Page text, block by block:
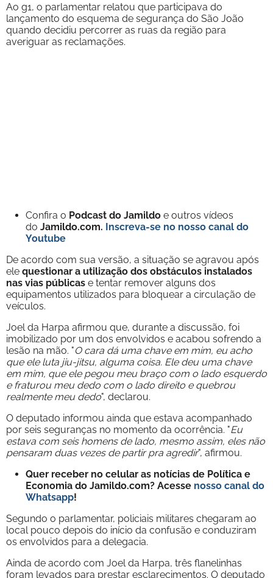
Ao g1, o parlamentar relatou que participava do
lançamento do esquema de segurança do São João
quando decidiu percorrer as ruas da região para
averiguar as reclamações.
Confira o Podcast do Jamildo e outros vídeos
do Jamildo.com. Inscreva-se no nosso canal do
Youtube
De acordo com sua versão, a situação se agravou após
ele questionar a utilização dos obstáculos instalados
nas vias públicas e tentar remover alguns dos
equipamentos utilizados para bloquear a circulação de
veículos.
Joel da Harpa afirmou que, durante a discussão, foi
imobilizado por um dos envolvidos e acabou sofrendo a
lesão na mão. "O cara dá uma chave em mim, eu acho
que ele luta jiu-jitsu, alguma coisa. Ele deu uma chave
em mim, que ele pegou meu braço com o lado esquerdo
e fraturou meu dedo com o lado direito e quebrou
realmente meu dedo", declarou.
O deputado informou ainda que estava acompanhado
por seis seguranças no momento da ocorrência. "Eu
estava com seis homens de lado, mesmo assim, eles não
pensaram duas vezes de partir pra agredir", afirmou.
Quer receber no celular as notícias de Política e
Economia do Jamildo.com? Acesse nosso canal do
Whatsapp!
Segundo o parlamentar, policiais militares chegaram ao
local pouco depois do início da confusão e conduziram
os envolvidos para a delegacia.
Ainda de acordo com Joel da Harpa, três flanelinhas
foram levados para prestar esclarecimentos. O deputado